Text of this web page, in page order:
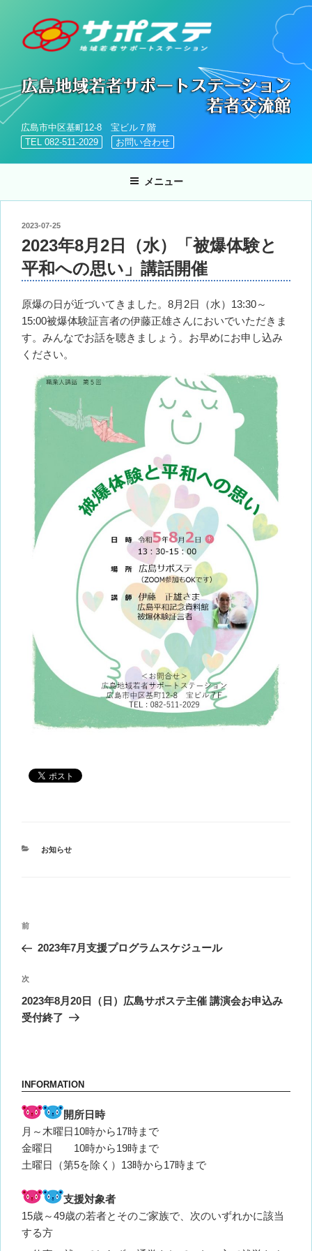
へ
ス
キ
広島市中区基町12-8 宝ビル７階
TEL 082-511-2029
お問い合わせ
メニュー
投
日:
2023-07-25
2023年8月2日（水）「被爆体験と
平和への思い」講話開催
原爆の日が近づいてきました。8月2日（水）13:30～
15:00被爆体験証言者の伊藤正雄さんにおいでいただきま
す。みんなでお話を聴きましょう。お早めにお申し込み
ください。
カ
お知らせ
投
ナ
ビ
ゲ
ー
前
の
稿
前
2023年7月支援プログラムスケジュール
次
の
投
次
2023年8月20日（日）広島サポステ主催 講演会お申込み
受付終了
INFORMATION
開所日時
月～木曜日10時から17時まで
金曜日 10時から19時まで
土曜日（第5を除く）13時から17時まで
支援対象者
15歳～49歳の若者とそのご家族で、次のいずれかに該当
する方